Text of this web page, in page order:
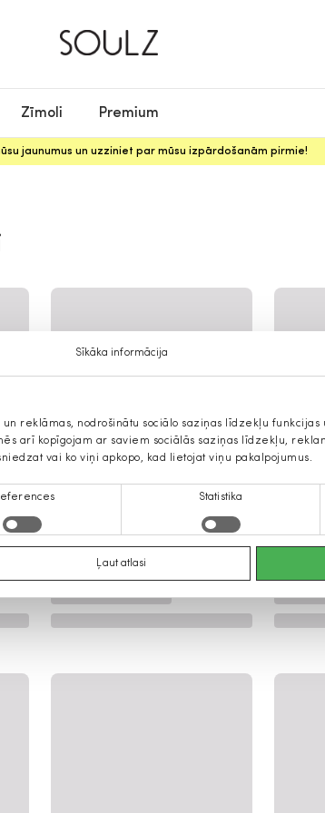
Sīkāka informācija
reklāmas, nodrošinātu sociālo saziņas līdzekļu funkcijas
arī kopīgojam ar saviem sociālās saziņas līdzekļu,
vai ko viņi apkopo, kad lietojat viņu pakalpojumus.
Statistika
Ļaut atlasi
Zīmoli Premium
jaunumus un uzziniet par mūsu izpārdošanām pirmie!